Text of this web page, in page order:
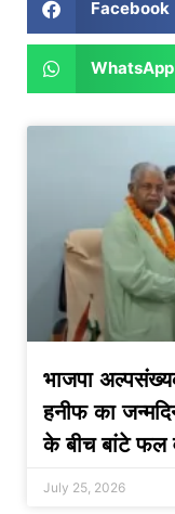
Facebook
WhatsApp
भाजपा
हनीफ का
के बीच बांटे फल
July 25, 2026